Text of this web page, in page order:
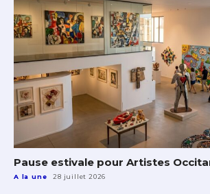
Pause estivale pour Artistes
A la une 28 juillet 2026